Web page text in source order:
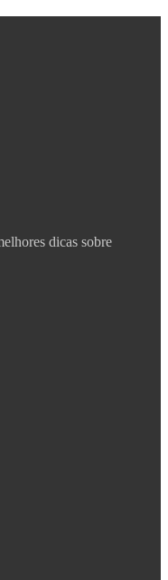
dicas sobre